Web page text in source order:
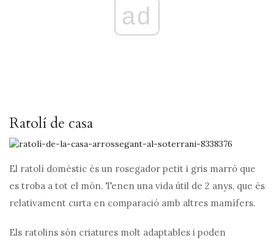
ad
Ratolí de casa
El ratolí domèstic és un rosegador petit i gris marró que
es troba a tot el món. Tenen una vida útil de 2 anys, que és
relativament curta en comparació amb altres mamífers.
Els ratolins són criatures molt adaptables i poden